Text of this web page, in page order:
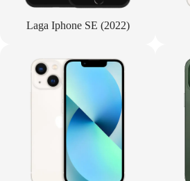
Laga Iphone SE (2022)